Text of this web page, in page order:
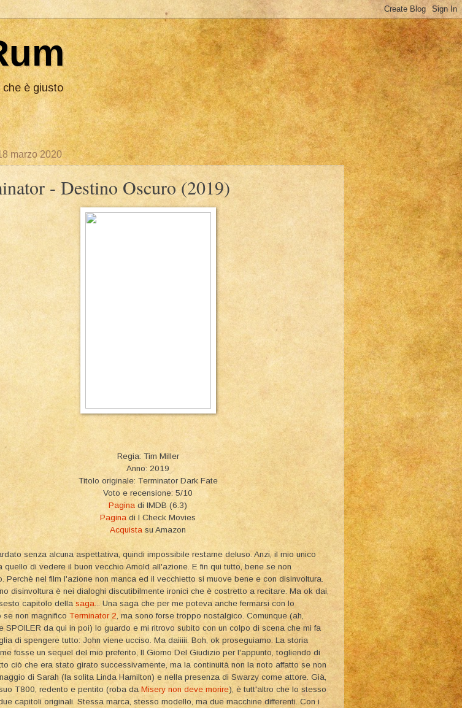
che è giusto
marzo 2020
- Destino Oscuro (2019)
Regia: Tim Miller
Anno: 2019
Titolo originale: Terminator Dark Fate
Voto e recensione: 5/10
Pagina di IMDB (6.3)
Pagina di I Check Movies
Acquista su Amazon
senza alcuna aspettativa, quindi impossibile restarne deluso. Anzi, il mio unico
quello di vedere il buon vecchio Arnold all'azione. E fin qui tutto, bene se non
Perchè nel film l'azione non manca ed il vecchietto si muove bene e con disinvoltura.
disinvoltura è nei dialoghi discutibilmente ironici che è costretto a recitare. Ma ok dai,
capitolo della saga ... Una saga che per me poteva anche fermarsi con lo
se non magnifico Terminator 2, ma sono forse troppo nostalgico. Comunque (ah,
SPOILER da qui in poi) lo guardo e mi ritrovo subito con un colpo di scena che mi fa
di spengere tutto: John viene ucciso. Ma daiiiii. Boh, ok proseguiamo. La storia
fosse un sequel del mio preferito, Il Giorno Del Giudizio per l'appunto, togliendo di
ciò che era stato girato successivamente, ma la continuità non la noto affatto se non
di Sarah (la solita Linda Hamilton) e nella presenza di Swarzy come attore. Già,
T800, redento e pentito (roba daMisery non deve morire), è tutt'altro che lo stesso
capitoli originali. Stessa marca, stesso modello, ma due macchine differenti. Con i